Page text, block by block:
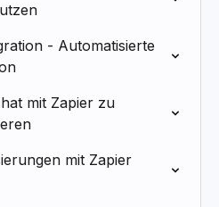
- Automatisierte
mit Zapier zu
mit Zapier